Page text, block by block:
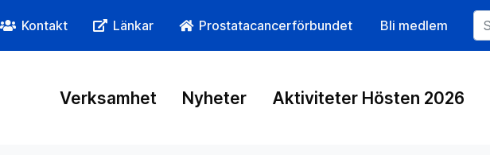
Kontakt Länkar Prostatacancerförbundet Bli medlem
Verksamhet Nyheter Aktiviteter Hösten 2026